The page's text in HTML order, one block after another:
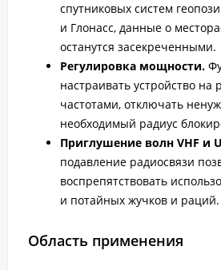
спутниковых систем
и Глонасс, данные о
останутся засекреченными.
Регулировка мощности.
настраивать устройство на
частотами, отключать
необходимый радиус
Приглушение волн VHF и
подавление радиосвязи
воспрепятствовать
и потайных жучков и раций.
Область применения